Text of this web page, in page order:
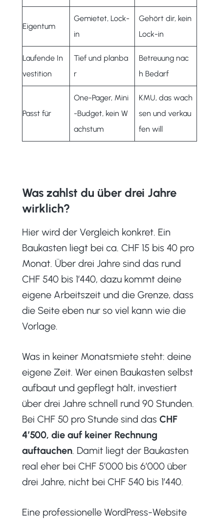
Eigentum
Gemietet, Lock-
in
Gehört dir, kein
Lock-in
Laufende In
vestition
Tief und planba
r
Betreuung nac
h Bedarf
Passt für
One-Pager, Mini
-Budget, kein W
achstum
KMU, das wach
sen und verkau
fen will
Was zahlst du über drei Jahre
wirklich?
Hier wird der Vergleich konkret. Ein
Baukasten liegt bei ca. CHF 15 bis 40 pro
Monat. Über drei Jahre sind das rund
CHF 540 bis 1’440, dazu kommt deine
eigene Arbeitszeit und die Grenze, dass
die Seite eben nur so viel kann wie die
Vorlage.
Was in keiner Monatsmiete steht: deine
eigene Zeit. Wer einen Baukasten selbst
aufbaut und gepflegt hält, investiert
über drei Jahre schnell rund 90 Stunden.
Bei CHF 50 pro Stunde sind das CHF
4’500, die auf keiner Rechnung
auftauchen. Damit liegt der Baukasten
real eher bei CHF 5’000 bis 6’000 über
drei Jahre, nicht bei CHF 540 bis 1’440.
Eine professionelle WordPress-Website